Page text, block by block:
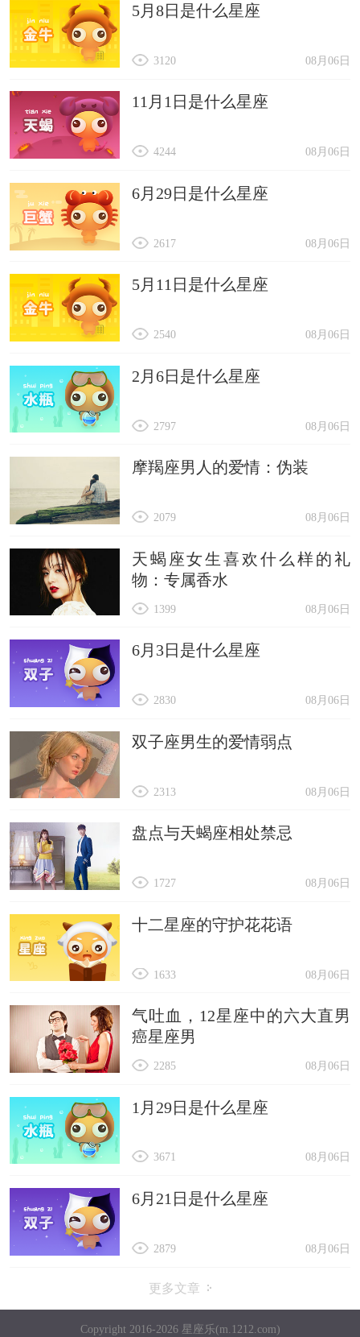
5月8日是什么星座
08月06日
3120
11月1日是什么星座
08月06日
4244
6月29日是什么星座
08月06日
2617
5月11日是什么星座
08月06日
2540
2月6日是什么星座
08月06日
2797
摩羯座男人的爱情：伪装
08月06日
2079
天蝎座女生喜欢什么样的礼
物：专属香水
08月06日
1399
6月3日是什么星座
08月06日
2830
双子座男生的爱情弱点
08月06日
2313
盘点与天蝎座相处禁忌
08月06日
1727
十二星座的守护花花语
08月06日
1633
气吐血，12星座中的六大直男
癌星座男
08月06日
2285
1月29日是什么星座
08月06日
3671
6月21日是什么星座
08月06日
2879
更多文章
Copyright 2016-2026 星座乐(m.1212.com)